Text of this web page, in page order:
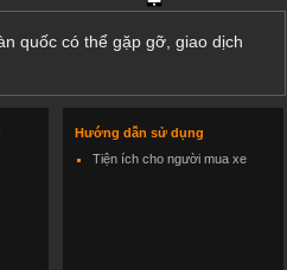
quốc có thể gặp gỡ, giao dịch
Hướng dẫn sử dụng
Tiện ích cho người mua xe